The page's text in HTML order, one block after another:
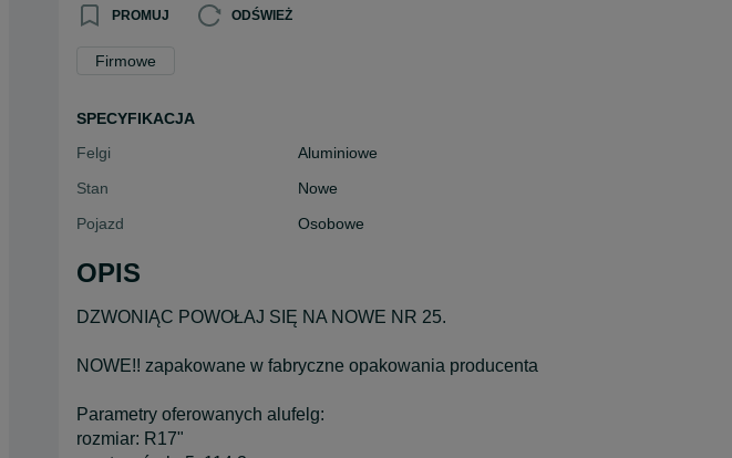
PROMUJ ODŚWIEŻ
Firmowe
SPECYFIKACJA
Felgi
Aluminiowe
Stan
Nowe
Pojazd
Osobowe
OPIS
DZWONIĄC POWOŁAJ SIĘ NA NOWE NR 25.
NOWE!! zapakowane w fabryczne opakowania producenta
Parametry oferowanych alufelg:
rozmiar: R17"